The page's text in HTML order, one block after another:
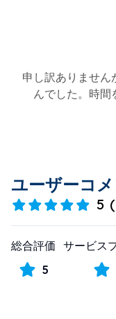
申し訳ありません
んでした。時間
ユーザーコ
5 (
総合評価
5
サービス